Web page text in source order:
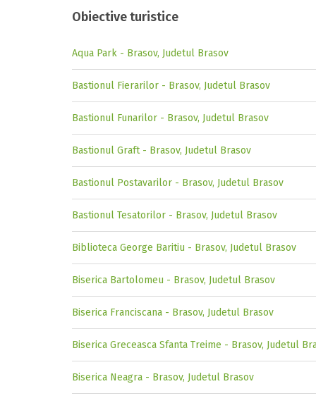
Obiective turistice
Aqua Park - Brasov, Judetul Brasov
Bastionul Fierarilor - Brasov, Judetul Brasov
Bastionul Funarilor - Brasov, Judetul Brasov
Bastionul Graft - Brasov, Judetul Brasov
Bastionul Postavarilor - Brasov, Judetul Brasov
Bastionul Tesatorilor - Brasov, Judetul Brasov
Biblioteca George Baritiu - Brasov, Judetul Brasov
Biserica Bartolomeu - Brasov, Judetul Brasov
Biserica Franciscana - Brasov, Judetul Brasov
Biserica Greceasca Sfanta Treime - Brasov, Judetul
Biserica Neagra - Brasov, Judetul Brasov